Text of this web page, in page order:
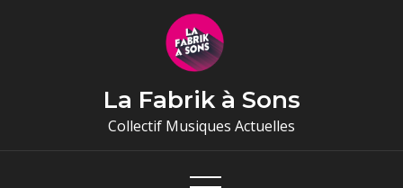
La Fabrik à Sons
Collectif Musiques Actuelles